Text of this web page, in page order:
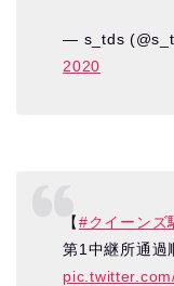
— s_tds
2020
【#クイーンズ
第1中継所通過